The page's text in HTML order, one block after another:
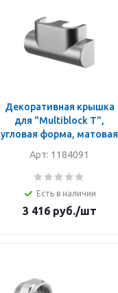
Декоративная крышка
для "Multiblock T",
угловая форма, матовая
Арт: 1184091
Есть в наличии
3 416руб./шт